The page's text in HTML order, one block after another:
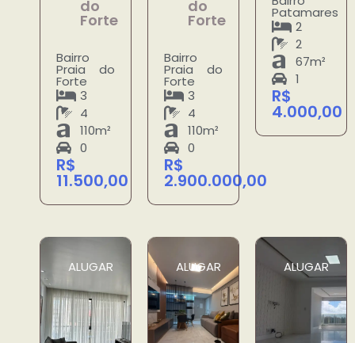
do
Forte
Bairro
Praia do
Forte
3
4
110m²
0
R$
11.500,00
do
Forte
Bairro
Praia do
Forte
3
4
110m²
0
R$
2.900.000,00
Patamares
2
2
67m²
1
R$
4.000,00
ALUGAR ALUGAR ALUGAR